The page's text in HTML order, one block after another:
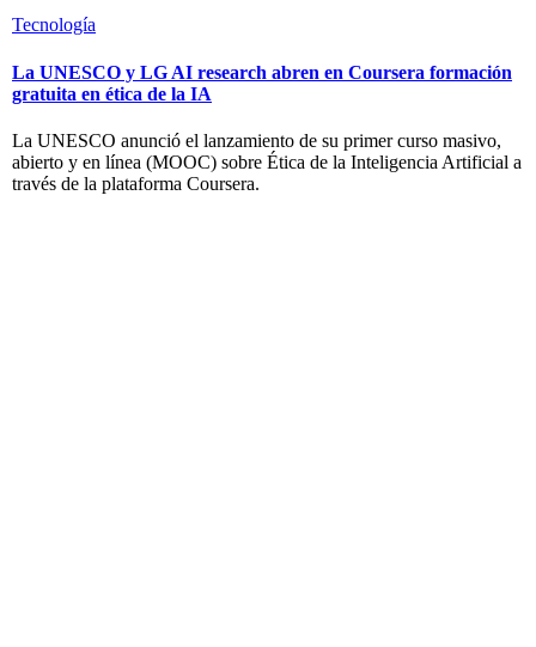
Tecnología
La UNESCO y LG AI research abren en Coursera formación
gratuita en ética de la IA
La UNESCO anunció el lanzamiento de su primer curso masivo,
abierto y en línea (MOOC) sobre Ética de la Inteligencia Artificial a
través de la plataforma Coursera.